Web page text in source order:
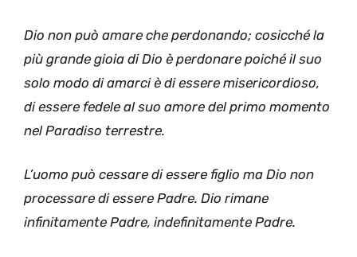
Dio non può amare che perdonando; cosicché la
più grande gioia di Dio è perdonare poiché il suo
solo modo di amarci è di essere misericordioso,
di essere fedele al suo amore del primo momento
nel Paradiso terrestre.
L’uomo può cessare di essere figlio ma Dio non
processare di essere Padre. Dio rimane
infinitamente Padre, indefinitamente Padre.